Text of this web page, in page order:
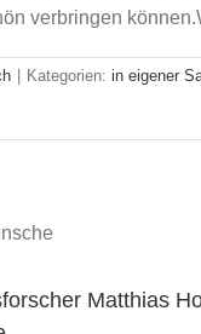
verbringen
Kategorien: in eigener
Matthias